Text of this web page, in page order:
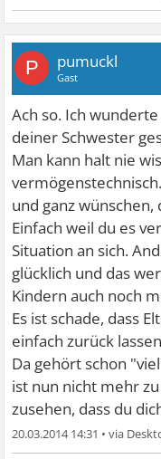
P pumuckl
Gast
Ach so. Ich
deiner Schwester
Man kann halt nie
und ganz
Einfach weil du es
Situation an sich.
glücklich und das
Kindern auch noch
Es ist schade, dass
einfach zurück
Da gehört schon
ist nun nicht mehr
zusehen, dass du
20.03.2014 14:31 •